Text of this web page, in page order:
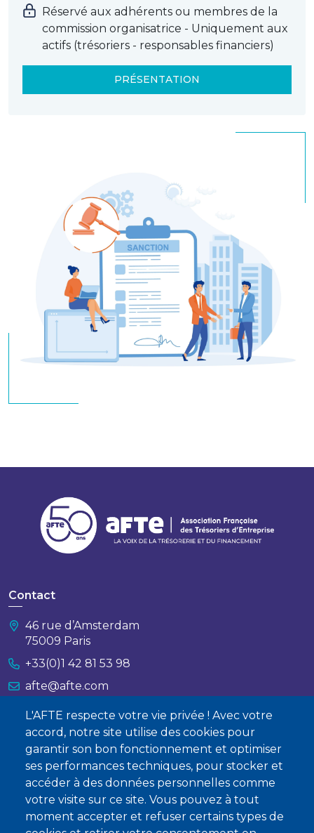
L'AFTE respecte votre vie privée ! Avec votre
accord, notre site utilise des cookies pour
garantir son bon fonctionnement et optimiser
ses performances techniques, pour stocker et
accéder à des données personnelles comme
votre visite sur ce site. Vous pouvez à tout
moment accepter et refuser certains types de
Réservé aux adhérents ou membres de la
commission organisatrice - Uniquement aux
actifs (trésoriers - responsables financiers)
PRÉSENTATION
Contact
46 rue d’Amsterdam
75009 Paris
+33(0)1 42 81 53 98
afte@afte.com
Nous contacter
À propos
Qui sommes-nous ?
Devenir membre